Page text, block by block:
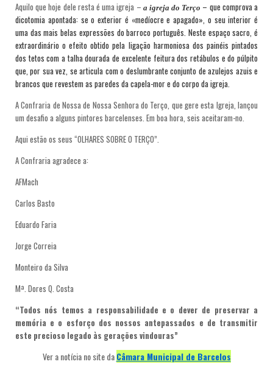
Aquilo que hoje dele resta é uma igreja – a igreja do Terço – que comprova a
dicotomia apontada: se o exterior é «medíocre e apagado», o seu interior é
uma das mais belas expressões do barroco português. Neste espaço sacro, é
extraordinário o efeito obtido pela ligação harmoniosa dos painéis pintados
dos tetos com a talha dourada de excelente feitura dos retábulos e do púlpito
que, por sua vez, se articula com o deslumbrante conjunto de azulejos azuis e
brancos que revestem as paredes da capela-mor e do corpo da igreja.
A Confraria de Nossa de Nossa Senhora do Terço, que gere esta Igreja, lançou
um desafio a alguns pintores barcelenses. Em boa hora, seis aceitaram-no.
Aqui estão os seus “OLHARES SOBRE O TERÇO”.
A Confraria agradece a:
AFMach
Carlos Basto
Eduardo Faria
Jorge Correia
Monteiro da Silva
Mª. Dores Q. Costa
“Todos nós temos a responsabilidade e o dever de preservar a
memória e o esforço dos nossos antepassados e de transmitir
este precioso legado às gerações vindouras”
Ver a notícia no site daCâmara Municipal de Barcelos